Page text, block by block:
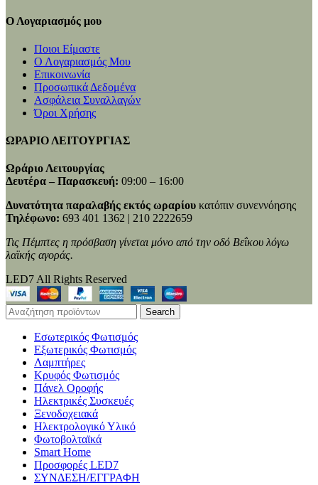
Ο Λογαριασμός μου
Ποιοι Είμαστε
Ο Λογαριασμός Μου
Επικοινωνία
Προσωπικά Δεδομένα
Ασφάλεια Συναλλαγών
Όροι Χρήσης
ΩΡΑΡΙΟ ΛΕΙΤΟΥΡΓΙΑΣ
Ωράριο Λειτουργίας
Δευτέρα – Παρασκευή: 09:00 – 16:00
Δυνατότητα παραλαβής εκτός ωραρίου κατόπιν συνεννόησης
Τηλέφωνο: 693 401 1362 | 210 2222659
Τις Πέμπτες η πρόσβαση γίνεται μόνο από την οδό Βεΐκου λόγω
λαϊκής αγοράς.
LED7 All Rights Reserved
Search
Εσωτερικός Φωτισμός
Εξωτερικός Φωτισμός
Λαμπτήρες
Κρυφός Φωτισμός
Πάνελ Οροφής
Ηλεκτρικές Συσκευές
Ξενοδοχειακά
Ηλεκτρολογικό Υλικό
Φωτοβολταϊκά
Smart Home
Προσφορές LED7
ΣΥΝΔΕΣΗ/ΕΓΓΡΑΦΗ